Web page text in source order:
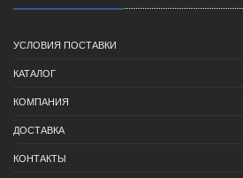
УСЛОВИЯ ПОСТАВКИ
КАТАЛОГ
КОМПАНИЯ
ДОСТАВКА
КОНТАКТЫ